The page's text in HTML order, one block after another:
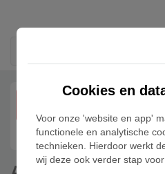
05
Cookies en
Voor onze 'website en app'
functionele en analytische
technieken. Hierdoor werkt
wij deze ook verder stap